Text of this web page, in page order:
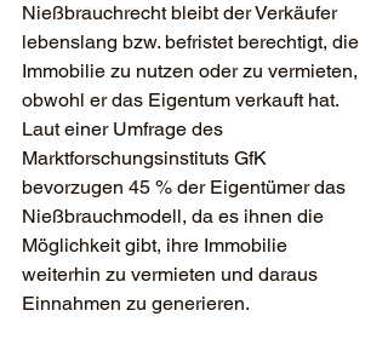
Nießbrauchrecht bleibt der Verkäufer
lebenslang bzw. befristet berechtigt, die
Immobilie zu nutzen oder zu vermieten,
obwohl er das Eigentum verkauft hat.
Laut einer Umfrage des
Marktforschungsinstituts GfK
bevorzugen 45 % der Eigentümer das
Nießbrauchmodell, da es ihnen die
Möglichkeit gibt, ihre Immobilie
weiterhin zu vermieten und daraus
Einnahmen zu generieren.